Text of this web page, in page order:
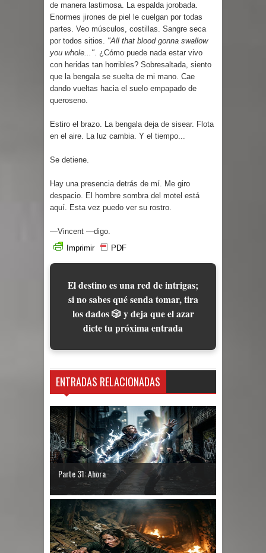
de manera lastimosa. La espalda jorobada.
Enormes jirones de piel le cuelgan por todas
partes. Veo músculos, costillas. Sangre seca
por todos sitios. "All that blood gonna swallow
you whole...". ¿Cómo puede nada estar vivo
con heridas tan horribles? Sobresaltada, siento
que la bengala se suelta de mi mano. Cae
dando vueltas hacia el suelo empapado de
queroseno.
Estiro el brazo. La bengala deja de sisear. Flota
en el aire. La luz cambia. Y el tiempo...
Se detiene.
Hay una presencia detrás de mí. Me giro
despacio. El hombre sombra del motel está
aquí. Esta vez puedo ver su rostro.
—Vincent —digo.
Imprimir
PDF
El destino es una red de intrigas;
si no sabes qué senda tomar, tira
los dados 🎲 y deja que el azar
dicte tu próxima entrada
ENTRADAS RELACIONADAS
Parte 31: Ahora